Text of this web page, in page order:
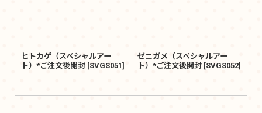
ヒトカゲ（スペシャルアー
ト）*ご注文後開封 [SVGS051]
ゼニガメ（スペシャルアー
ト）*ご注文後開封 [SVGS052]